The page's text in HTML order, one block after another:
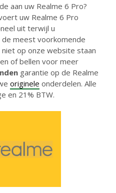
aan uw Realme 6 Pro?
uw Realme 6 Pro
uit terwijl u
meest voorkomende
op onze website staan
of bellen voor meer
garantie op de Realme
originele onderdelen. Alle
en 21% BTW.